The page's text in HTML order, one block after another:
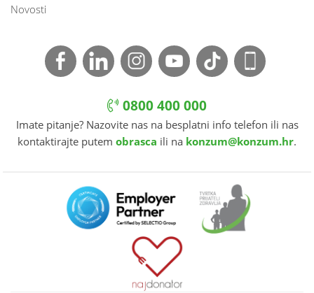
Novosti
0800 400 000
Imate pitanje? Nazovite nas na besplatni info telefon ili nas
kontaktirajte putem obrasca ili na konzum@konzum.hr.